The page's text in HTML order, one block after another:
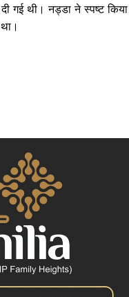
गई थी। नड्डा ने स्पष्ट किया